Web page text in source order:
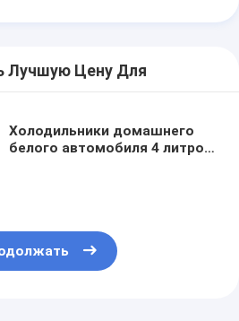
Лучшую Цену Для
Холодильники домашнего
белого автомобиля 4 литров